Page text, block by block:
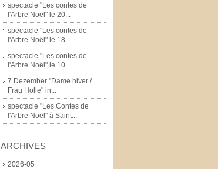
spectacle "Les contes de
l'Arbre Noël" le 20...
spectacle "Les contes de
l'Arbre Noël" le 18...
spectacle "Les contes de
l'Arbre Noël" le 10...
7 Dezember "Dame hiver /
Frau Holle" in...
spectacle "Les Contes de
l'Arbre Noël" à Saint...
ARCHIVES
2026-05